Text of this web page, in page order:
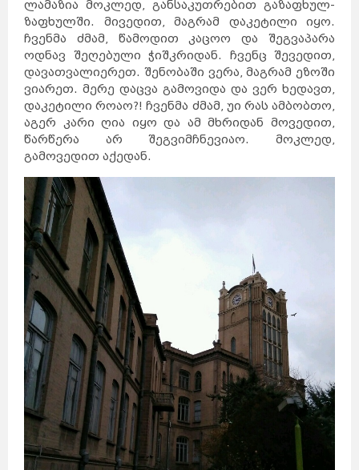
ლამაზია მოკლედ, განსაკუთრებით გაზაფხულ-
ზაფხულში. მივედით, მაგრამ დაკეტილი იყო.
ჩვენმა ძმამ, წამოდით კაცოო და შეგვაპარა
ოდნავ შეღებული ჭიშკრიდან. ჩვენც შევედით,
დავათვალიერეთ. შენობაში ვერა, მაგრამ ეზოში
ვიარეთ. მერე დაცვა გამოვიდა და ვერ ხედავთ,
დაკეტილი როაო?! ჩვენმა ძმამ, უი რას ამბობთო,
აგერ კარი ღია იყო და ამ მხრიდან მოვედით,
წარწერა არ შეგვიმჩნევიაო. მოკლედ,
გამოვედით აქედან.